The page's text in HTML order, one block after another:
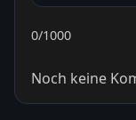
0/1000
Noch keine